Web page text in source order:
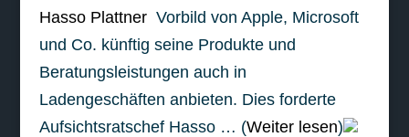
Vorbild von Apple, Microsoft
und Co. künftig seine Produkte und
Beratungsleistungen auch in
Ladengeschäften anbieten. Dies forderte
Aufsichtsratschef Hasso … (Weiter lesen)